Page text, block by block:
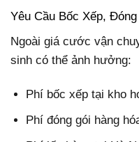
Yêu Cầu Bốc Xếp,
Ngoài giá cước vận
sinh có thể ảnh hưởng:
Phí bốc xếp tại kho
Phí đóng gói hàng